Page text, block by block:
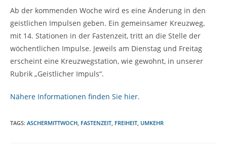
Ab der kommenden Woche wird es eine Änderung in den
geistlichen Impulsen geben. Ein gemeinsamer Kreuzweg,
mit 14. Stationen in der Fastenzeit, tritt an die Stelle der
wöchentlichen Impulse. Jeweils am Dienstag und Freitag
erscheint eine Kreuzwegstation, wie gewohnt, in unserer
Rubrik „Geistlicher Impuls“.
Nähere Informationen finden Sie hier.
TAGS: ASCHERMITTWOCH, FASTENZEIT, FREIHEIT, UMKEHR